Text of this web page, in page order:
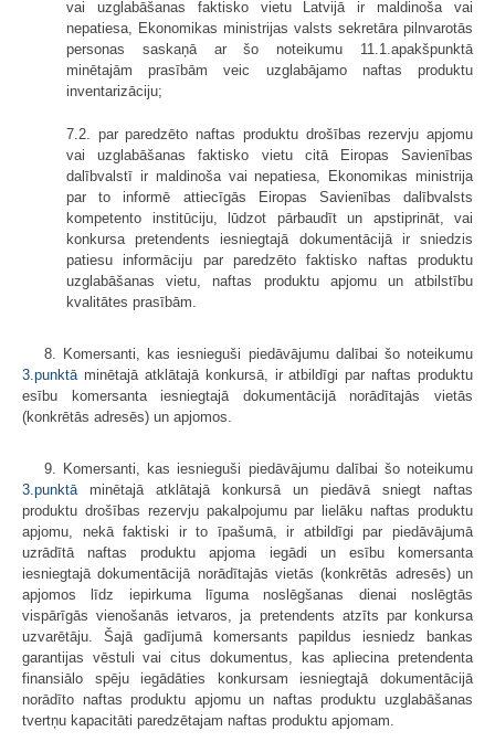
vai uzglabāšanas faktisko vietu Latvijā ir maldinoša vai
nepatiesa, Ekonomikas ministrijas valsts sekretāra pilnvarotās
personas saskaņā ar šo noteikumu 11.1.apakšpunktā
minētajām prasībām veic uzglabājamo naftas produktu
inventarizāciju;
7.2. par paredzēto naftas produktu drošības rezervju apjomu
vai uzglabāšanas faktisko vietu citā Eiropas Savienības
dalībvalstī ir maldinoša vai nepatiesa, Ekonomikas ministrija
par to informē attiecīgās Eiropas Savienības dalībvalsts
kompetento institūciju, lūdzot pārbaudīt un apstiprināt, vai
konkursa pretendents iesniegtajā dokumentācijā ir sniedzis
patiesu informāciju par paredzēto faktisko naftas produktu
uzglabāšanas vietu, naftas produktu apjomu un atbilstību
kvalitātes prasībām.
8. Komersanti, kas iesnieguši piedāvājumu dalībai šo noteikumu
3.punktā minētajā atklātajā konkursā, ir atbildīgi par naftas produktu
esību komersanta iesniegtajā dokumentācijā norādītajās vietās
(konkrētās adresēs) un apjomos.
9. Komersanti, kas iesnieguši piedāvājumu dalībai šo noteikumu
3.punktā minētajā atklātajā konkursā un piedāvā sniegt naftas
produktu drošības rezervju pakalpojumu par lielāku naftas produktu
apjomu, nekā faktiski ir to īpašumā, ir atbildīgi par piedāvājumā
uzrādītā naftas produktu apjoma iegādi un esību komersanta
iesniegtajā dokumentācijā norādītajās vietās (konkrētās adresēs) un
apjomos līdz iepirkuma līguma noslēgšanas dienai noslēgtās
vispārīgās vienošanās ietvaros, ja pretendents atzīts par konkursa
uzvarētāju. Šajā gadījumā komersants papildus iesniedz bankas
garantijas vēstuli vai citus dokumentus, kas apliecina pretendenta
finansiālo spēju iegādāties konkursam iesniegtajā dokumentācijā
norādīto naftas produktu apjomu un naftas produktu uzglabāšanas
tvertņu kapacitāti paredzētajam naftas produktu apjomam.